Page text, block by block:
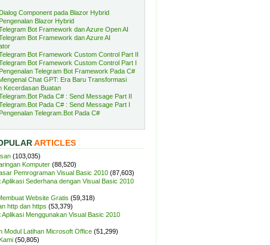
Dialog Component pada Blazor Hybrid
Pengenalan Blazor Hybrid
Bot Framework dan Azure Open AI
Bot Framework dan Azure AI
Bot Framework Custom Control Part II
Bot Framework Custom Control Part I
Pengenalan Telegram Bot Framework Pada C#
Chat GPT: Era Baru Transformasi
Kecerdasan Buatan
Pada C# : Send Message Part II
Pada C# : Send Message Part I
Pengenalan Telegram.Bot Pada C#
ARTICLES
(103,035)
Komputer (88,520)
Pemrograman Visual Basic 2010 (87,603)
Aplikasi Sederhana dengan Visual Basic 2010
Website Gratis (59,318)
http dan https (53,379)
Aplikasi Menggunakan Visual Basic 2010
Modul Latihan Microsoft Office (51,299)
(50,805)